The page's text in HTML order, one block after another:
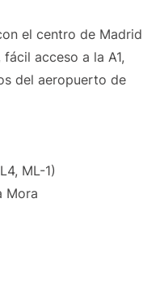
el centro de Madrid
acceso a la A1,
del aeropuerto de
ML-1)
Mora